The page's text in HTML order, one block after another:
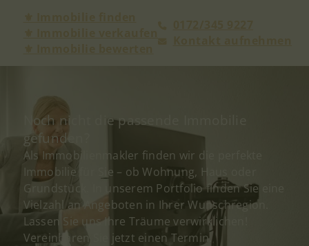
Noch nicht die passende Immobilie
gefunden?
Als Immobilienmakler finden wir die perfekte
Immobilie für Sie – ob Wohnung, Haus oder
Grundstück. In unserem Portfolio finden Sie eine
Vielzahl an Angeboten in Ihrer Wunschregion.
Lassen Sie uns Ihre Träume verwirklichen!
Vereinbaren Sie jetzt einen Termin.